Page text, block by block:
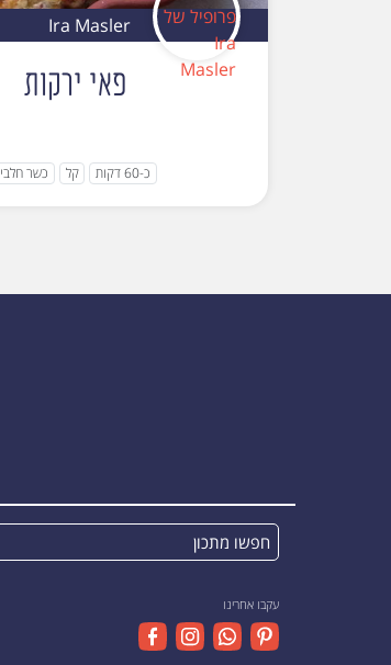
Ira Masler
פאי ירקות
כ-60 דקות קל כשר חלבי
עקבו אחרינו